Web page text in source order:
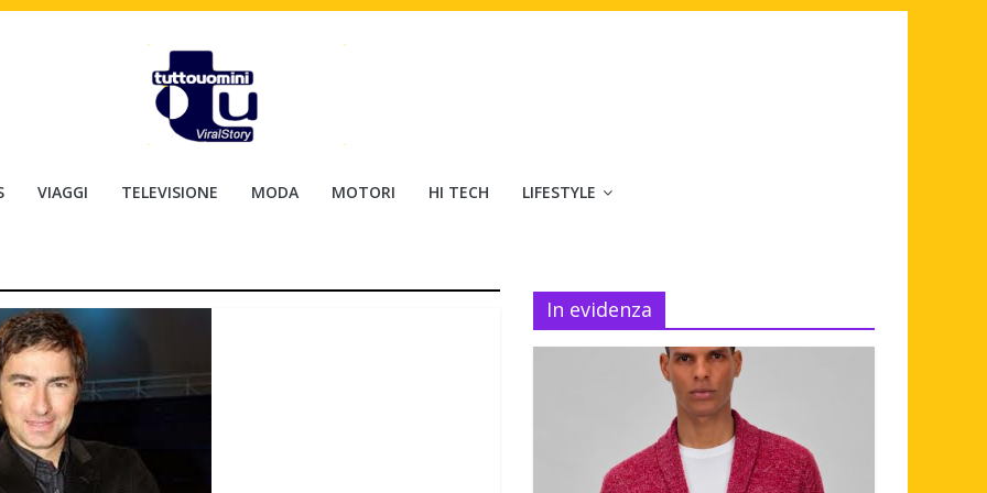
VIAGGI TELEVISIONE MODA MOTORI HI TECH LIFESTYLE
In evidenza